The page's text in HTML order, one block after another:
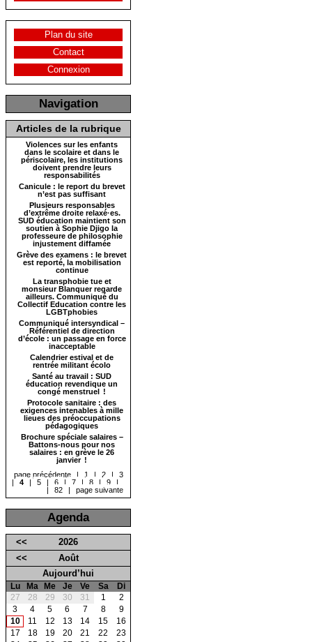
Plan du site
Contact
Connexion
Navigation
Articles de la rubrique
Violences sur les enfants
dans le scolaire et dans le
périscolaire, les institutions
doivent prendre leurs
responsabilités
Canicule : le report du brevet
n’est pas suffisant
Plusieurs responsables
d’extrême droite relaxé·es.
SUD éducation maintient son
soutien à Sophie Djigo la
professeure de philosophie
injustement diffamée
Grève des examens : le brevet
est reporté, la mobilisation
continue
La transphobie tue et
monsieur Blanquer regarde
ailleurs. Communiqué du
Collectif Education contre les
LGBTphobies
Communiqué intersyndical –
Référentiel de direction
d’école : un passage en force
inacceptable
Calendrier estival et de
rentrée militant écolo
Santé au travail : SUD
éducation revendique un
congé menstruel !
Protocole sanitaire : des
exigences intenables à mille
lieues des préoccupations
pédagogiques
Brochure spéciale salaires –
Battons-nous pour nos
salaires : en grève le 26
janvier !
page précédente
| 1 | 2 |
3
|
4 | 5 | 6 | 7 | 8 | 9 |
|
82 | page suivante
Agenda
<<
2026
<<
Août
Aujourd’hui
Lu Ma Me Je Ve Sa
Di
27
28 29 30 31 1
2
3
4 5 6 7 8
9
10
11 12 13 14 15
16
17
18 19 20 21 22
23